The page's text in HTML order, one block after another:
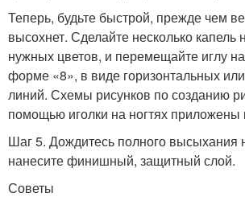
Теперь, будьте быстрой, прежде чем
высохнет. Сделайте несколько капель
нужных цветов, и перемещайте иглу
форме «8», в виде горизонтальных
линий. Схемы рисунков по созданию
помощью иголки на ногтях приложены
Шаг 5. Дождитесь полного высыхания
нанесите финишный, защитный слой.
Советы